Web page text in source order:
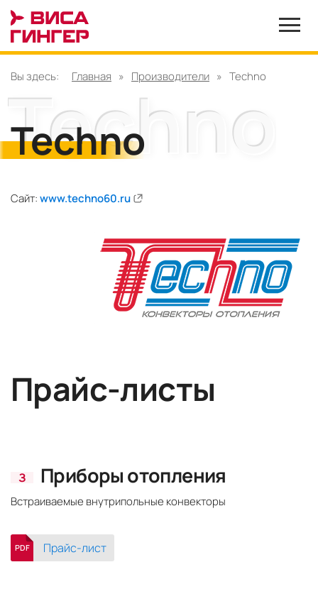
Вы здесь: Главная » Производители » Techno
Techno
Сайт:www.techno60.ru
Прайс-листы
З Приборы отопления
Встраиваемые внутрипольные конвекторы
PDF Прайс-лист